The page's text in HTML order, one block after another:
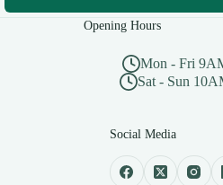
Opening Hours
Mon - Fri
Sat - Sun
Social Media